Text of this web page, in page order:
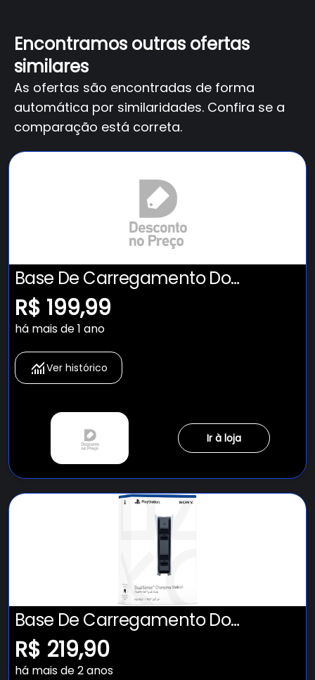
Encontramos outras ofertas
similares
As ofertas são encontradas de forma
automática por similaridades. Confira se a
comparação está correta.
Base De Carregamento Do
Dualsense¿ - PS5
R$ 199,99
há mais de 1 ano
Ver histórico
Ir à loja
Base De Carregamento Do
Dualsense Ps5 Novo Lacrado
Original
R$ 219,90
há mais de 2 anos